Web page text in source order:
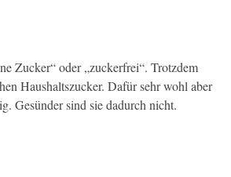
Zucker“ oder „zuckerfrei“. Trotzdem
Haushaltszucker. Dafür sehr wohl aber
Gesünder sind sie dadurch nicht.